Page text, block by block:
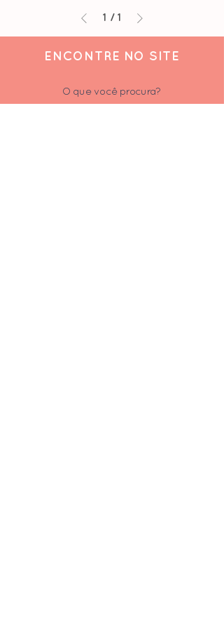
1 / 1
ENCONTRE NO SITE
O que você procura?